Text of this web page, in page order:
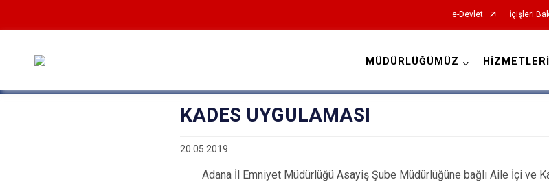
e-Devlet İçişleri
MÜDÜRLÜĞÜMÜZ
KADES UYGULAMASI
20.05.2019
Adana İl Emniyet Müdürlüğü Asayiş Şube Müdürlüğüne bağlı Aile İçi ve